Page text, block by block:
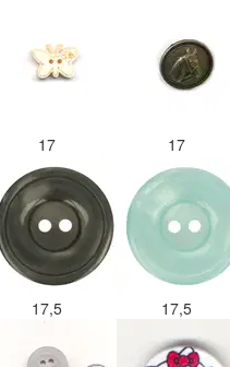
17 17
17,5 17,5